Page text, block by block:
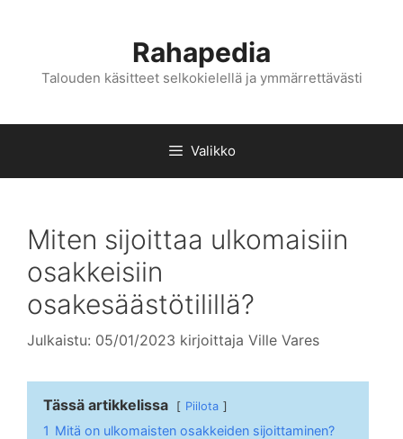
Rahapedia
Talouden käsitteet selkokielellä ja ymmärrettävästi
Valikko
Miten sijoittaa ulkomaisiin
osakkeisiin
osakesäästötilillä?
Julkaistu: 05/01/2023 kirjoittaja Ville Vares
Tässä artikkelissa Piilota
1 Mitä on ulkomaisten osakkeiden sijoittaminen?